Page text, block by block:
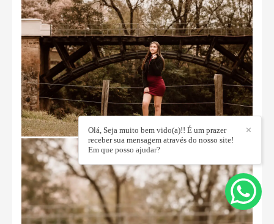
✕
Olá, Seja muito bem vido(a)!! É um prazer
receber sua mensagem através do nosso site!
Em que posso ajudar?